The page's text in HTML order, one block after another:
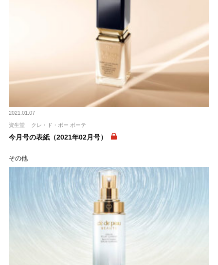
2021.01.07
資生堂 クレ・ド・ポー ボーテ
今月号の表紙（2021年02月号）
その他